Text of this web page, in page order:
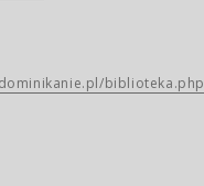
biblioteka.php